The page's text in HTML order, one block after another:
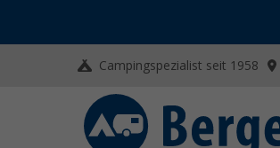
Campingspezialist seit 1958